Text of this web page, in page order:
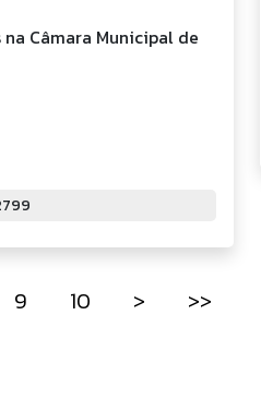
Câmara Municipal de
9 10 > >>